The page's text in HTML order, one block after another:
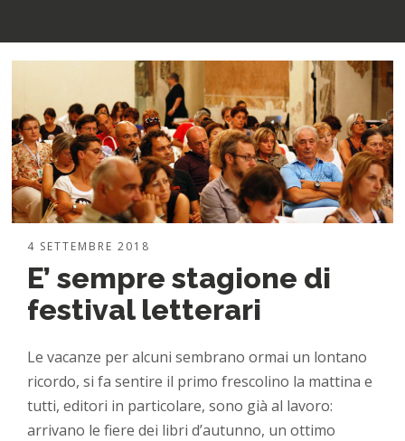
4 SETTEMBRE 2018
E’ sempre stagione di
festival letterari
Le vacanze per alcuni sembrano ormai un lontano
ricordo, si fa sentire il primo frescolino la mattina e
tutti, editori in particolare, sono già al lavoro:
arrivano le fiere dei libri d’autunno, un ottimo